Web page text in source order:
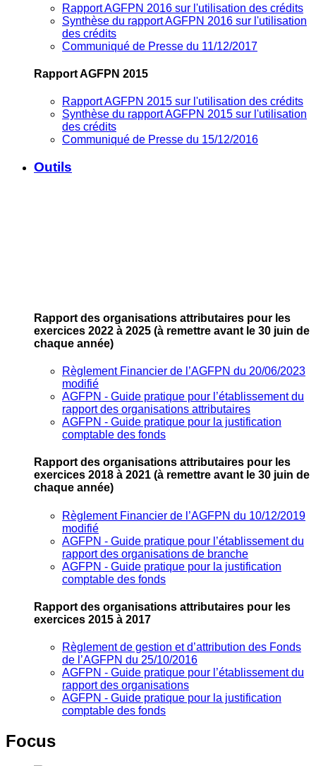
Rapport AGFPN 2016 sur l'utilisation des crédits
Synthèse du rapport AGFPN 2016 sur l'utilisation
des crédits
Communiqué de Presse du 11/12/2017
Rapport AGFPN 2015
Rapport AGFPN 2015 sur l'utilisation des crédits
Synthèse du rapport AGFPN 2015 sur l'utilisation
des crédits
Communiqué de Presse du 15/12/2016
Outils
Rapport des organisations attributaires pour les
exercices 2022 à 2025 (à remettre avant le 30 juin de
chaque année)
Règlement Financier de l’AGFPN du 20/06/2023
modifié
AGFPN ‐ Guide pratique pour l’établissement du
rapport des organisations attributaires
AGFPN ‐ Guide pratique pour la justification
comptable des fonds
Rapport des organisations attributaires pour les
exercices 2018 à 2021 (à remettre avant le 30 juin de
chaque année)
Règlement Financier de l’AGFPN du 10/12/2019
modifié
AGFPN ‐ Guide pratique pour l’établissement du
rapport des organisations de branche
AGFPN ‐ Guide pratique pour la justification
comptable des fonds
Rapport des organisations attributaires pour les
exercices 2015 à 2017
Règlement de gestion et d’attribution des Fonds
de l’AGFPN du 25/10/2016
AGFPN ‐ Guide pratique pour l’établissement du
rapport des organisations
AGFPN ‐ Guide pratique pour la justification
comptable des fonds
Focus